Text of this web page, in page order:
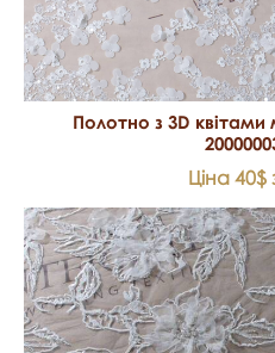
Полотно з 3D
Ціна